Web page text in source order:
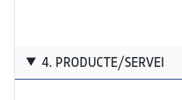
4. PRODUCTE/SERVEI